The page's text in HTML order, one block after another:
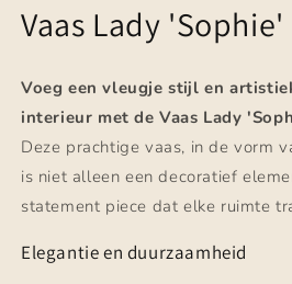
Vaas Lady
Voeg een vleugje stijl en
interieur met de Vaas Lady
Deze prachtige vaas, in de vorm
is niet alleen een decoratief
statement piece dat elke ruimte
Elegantie en duurzaamheid